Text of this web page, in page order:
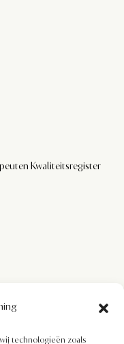
technologieën zoals
Kwaliteitsregister